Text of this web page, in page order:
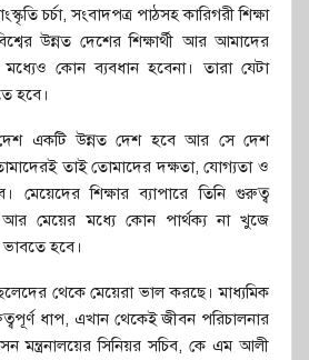
চর্চা, সংবাদপত্র পাঠসহ কারিগরী শিক্ষা
উন্নত দেশের শিক্ষার্থী আর আমাদের
মধ্যেও কোন ব্যবধান হবেনা। তারা যেটা
হবে।
একটি উন্নত দেশ হবে আর সে দেশ
তাই তোমাদের দক্ষতা, যোগ্যতা ও
মেয়েদের শিক্ষার ব্যাপারে তিনি গুরুত্ব
মেয়ের মধ্যে কোন পার্থক্য না খুজে
ভাবতে হবে।
থেকে মেয়েরা ভাল করছে। মাধ্যমিক
ধাপ, এখান থেকেই জীবন পরিচালনার
মন্ত্রনালয়ের সিনিয়র সচিব, কে এম আলী